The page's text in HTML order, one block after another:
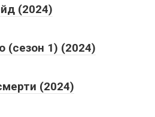
(2024)
(сезон 1) (2024)
(2024)